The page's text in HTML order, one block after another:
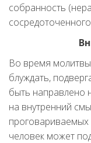
собранность
Во время
блуждать,
быть направлено
на внутренний
человек может